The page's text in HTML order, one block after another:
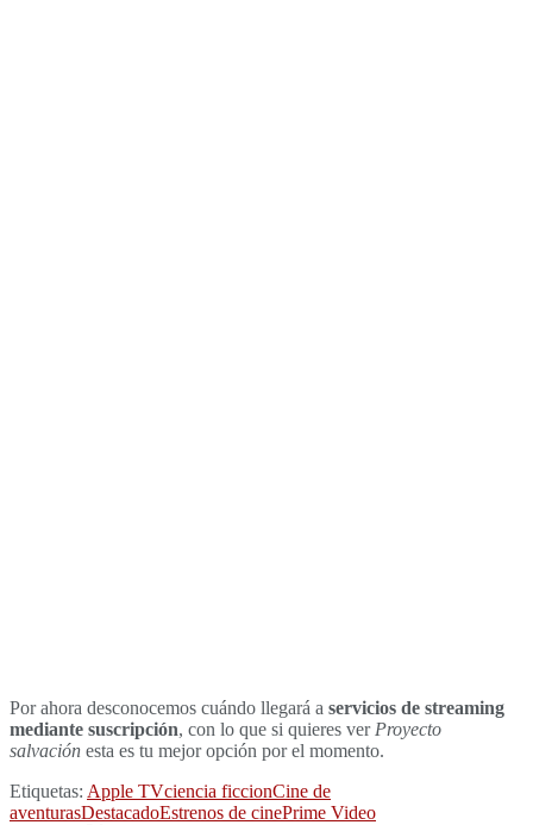
Por ahora desconocemos cuándo llegará a servicios de streaming
mediante suscripción, con lo que si quieres verProyecto
salvación esta es tu mejor opción por el momento.
Etiquetas: Apple TVciencia ficcionCine de
aventurasDestacadoEstrenos de cinePrime Video